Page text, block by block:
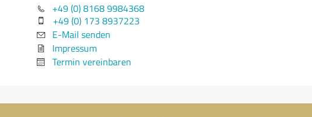
+49 (0) 8168 9984368
+49 (0) 173 8937223
E-Mail senden
Impressum
Termin vereinbaren